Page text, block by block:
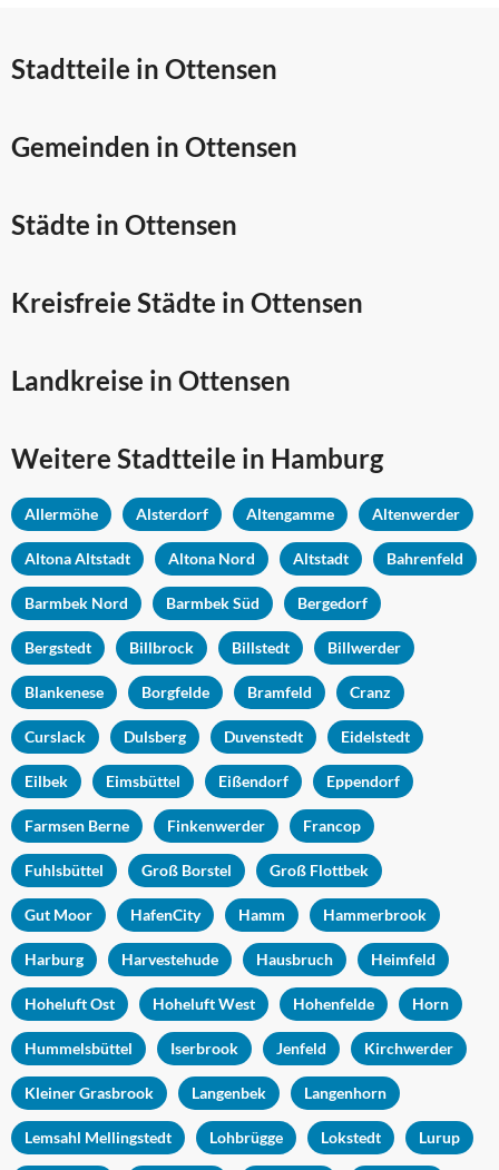
Stadtteile in Ottensen
Gemeinden in Ottensen
Städte in Ottensen
Kreisfreie Städte in Ottensen
Landkreise in Ottensen
Weitere Stadtteile in Hamburg
Allermöhe Alsterdorf Altengamme Altenwerder
Altona Altstadt Altona Nord Altstadt Bahrenfeld
Barmbek Nord Barmbek Süd Bergedorf
Bergstedt Billbrock Billstedt Billwerder
Blankenese Borgfelde Bramfeld Cranz
Curslack Dulsberg Duvenstedt Eidelstedt
Eilbek Eimsbüttel Eißendorf Eppendorf
Farmsen Berne Finkenwerder Francop
Fuhlsbüttel Groß Borstel Groß Flottbek
Gut Moor HafenCity Hamm Hammerbrook
Harburg Harvestehude Hausbruch Heimfeld
Hoheluft Ost Hoheluft West Hohenfelde Horn
Hummelsbüttel Iserbrook Jenfeld Kirchwerder
Kleiner Grasbrook Langenbek Langenhorn
Lemsahl Mellingstedt Lohbrügge Lokstedt Lurup